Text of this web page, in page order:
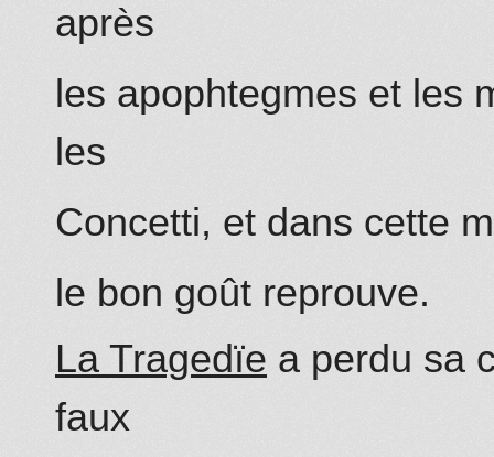
après
les apophtegmes et les
les
Concetti, et dans cette
le bon goût reprouve.
La Tragedïe a perdu sa
faux